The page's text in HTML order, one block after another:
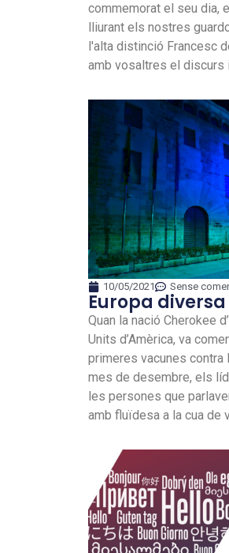
commemorat el seu dia,
lliurant els nostres
l'alta distinció Francesc
amb vosaltres el discurs
10/05/2021 Sense
Europa
Quan la nació Cherokee
Units d’Amèrica, va
primeres vacunes
mes de desembre, els
les persones que
amb fluïdesa a la cua de